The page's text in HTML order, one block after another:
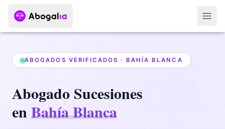
ABOGADOS VERIFICADOS · BAHÍA BLANCA
Abogado Sucesiones
enBahía Blanca